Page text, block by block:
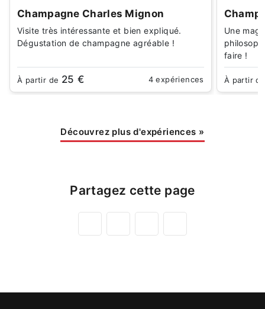
Champagne Charles Mignon
Visite très intéressante et bien expliqué.
Dégustation de champagne agréable !
À partir de 25 € 4 expériences
Une
faire !
À partir
Découvrez plus d'expériences »
Partagez cette page